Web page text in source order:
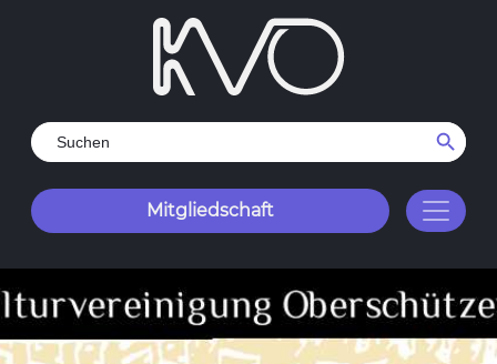
Search
for:
Search Button
Mitgliedschaft